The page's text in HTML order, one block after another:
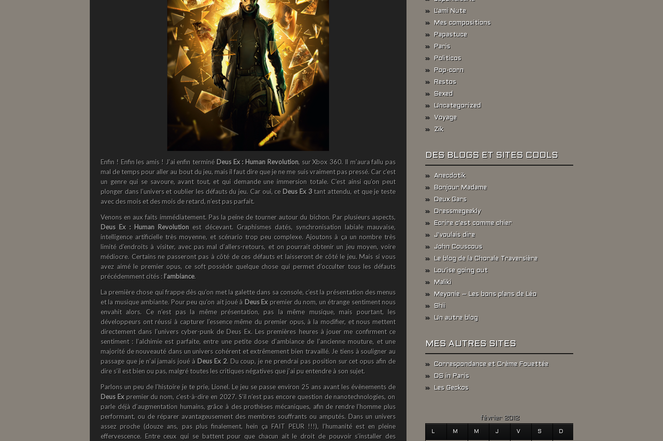
Enfin ! Enfin les amis ! J’ai enfin terminé Deus Ex : Human Revolution, sur Xbox 360. Il m’aura fallu pas
mal de temps pour aller au bout du jeu, mais il faut dire que je ne me suis vraiment pas pressé. Car c’est
un genre qui se savoure, avant tout, et qui demande une immersion totale. C’est ainsi qu’on peut
plonger dans l’univers et oublier les défauts du jeu. Car oui, ce Deus Ex 3tant attendu, et que je teste
avec des mois et des mois de retard, n’est pas parfait.
Venons en aux faits immédiatement. Pas la peine de tourner autour du bichon. Par plusieurs aspects,
Deus Ex : Human Revolution est décevant. Graphismes datés, synchronisation labiale mauvaise,
intelligence artificielle très moyenne, et scénario trop peu complexe. Ajoutons à ça un nombre très
limité d’endroits à visiter, avec pas mal d’allers-retours, et on pourrait obtenir un jeu moyen, voire
médiocre. Certains ne passeront pas à côté de ces défauts et laisseront de côté le jeu. Mais si vous
avez aimé le premier opus, ce soft possède quelque chose qui permet d’occulter tous les défauts
précédemment cités : l’ambiance.
La première chose qui frappe dès qu’on met la galette dans sa console, c’est la présentation des menus
et la musique ambiante. Pour peu qu’on ait joué à Deus Ex premier du nom, un étrange sentiment nous
envahit alors. Ce n’est pas la même présentation, pas la même musique, mais pourtant, les
développeurs ont réussi à capturer l’essence même du premier opus, à la modifier, et nous mettent
directement dans l’univers cyber-punk de Deus Ex. Les premières heures à jouer me confirment ce
sentiment : l’alchimie est parfaite, entre une petite dose d’ambiance de l’ancienne mouture, et une
majorité de nouveauté dans un univers cohérent et extrêmement bien travaillé. Je tiens à souligner au
passage que je n’ai jamais joué à Deus Ex 2. Du coup, je ne prendrai pas position sur cet opus afin de
dire s’il est bien ou pas, malgré toutes les critiques négatives que j’ai pu entendre à son sujet.
Parlons un peu de l’histoire je te prie, Lionel. Le jeu se passe environ 25 ans avant les évènements de
Deus Expremier du nom, c’est-à-dire en 2027. S’il n’est pas encore question de nanotechnologies, on
parle déjà d’augmentation humains, grâce à des prothèses mécaniques, afin de rendre l’homme plus
performant, ou de réparer avantageusement des membres souffrants ou amputés. Dans un univers
assez proche (douze ans, pas plus finalement, hein ça FAIT PEUR !!!), l’humanité est en pleine
effervescence. Entre ceux qui se battent pour que chacun ait le droit de pouvoir s’installer des
L'ami Nute
Mes compositions
Papastuce
Paris
Politicos
Pop-corn
Restos
Sexed
Uncategorized
Voyage
Zik
DES BLOGS ET SITES COOLS
Anecdotik
Bonjour Madame
Deux Gars
Dressmegeekly
Ecrire c'est comme chier
J'voulais dire
John Couscous
Le blog de la Chorale Traversière
Lou'ise going out
Maliki
Meyonie – Les bons plans de Léo
Shii
Un autre blog
MES AUTRES SITES
Correspondance et Crème Fouettée
DS in Paris
Les Geckos
février 2012
L M M J V S D